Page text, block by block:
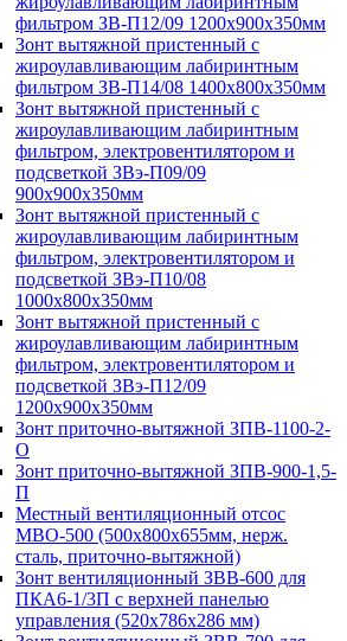
фильтром ЗВ-П12/09 1200х900х350мм
Зонт вытяжной пристенный с
жироулавливающим лабиринтным
фильтром ЗВ-П14/08 1400х800х350мм
Зонт вытяжной пристенный с
жироулавливающим лабиринтным
фильтром, электровентилятором и
подсветкой ЗВэ-П09/09
900х900х350мм
Зонт вытяжной пристенный с
жироулавливающим лабиринтным
фильтром, электровентилятором и
подсветкой ЗВэ-П10/08
1000х800х350мм
Зонт вытяжной пристенный с
жироулавливающим лабиринтным
фильтром, электровентилятором и
подсветкой ЗВэ-П12/09
1200х900х350мм
Зонт приточно-вытяжной ЗПВ-1100-2-
О
Зонт приточно-вытяжной ЗПВ-900-1,5-
П
Местный вентиляционный отсос
МВО-500 (500х800х655мм, нерж.
сталь, приточно-вытяжной)
Зонт вентиляционный ЗВВ-600 для
ПКА6-1/3П с верхней панелью
управления (520х786х286 мм)